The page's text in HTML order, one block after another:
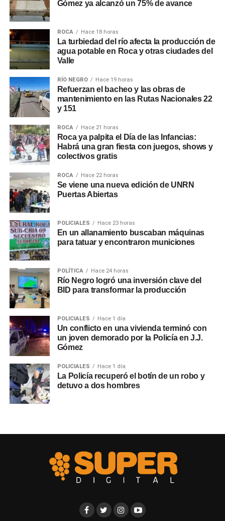
Gómez ya alcanzó un 75% de avance
ROCA Hace 18 horas
La turbiedad del río afecta la producción de
agua potable en Roca y otras ciudades del
Valle
RÍO NEGRO Hace 19 horas
Refuerzan el bacheo y las obras de
mantenimiento en las Rutas Nacionales 22
y 151
ROCA Hace 21 horas
Roca ya palpita el Día de las Infancias:
Habrá una gran fiesta con juegos, shows y
colectivos gratis
ROCA Hace 22 horas
Se viene una nueva edición de UNRN
Puertas Abiertas
POLICIALES Hace 23 horas
En un allanamiento buscaban máquinas
para tatuar y encontraron municiones
POLÍTICA Hace 24 horas
Río Negro logró una inversión clave del
BID para transformar la producción
POLICIALES Hace 1 día
Un conflicto en una vivienda terminó con
un joven demorado por la Policía en J.J.
Gómez
POLICIALES Hace 1 día
La Policía recuperó el botín de un robo y
detuvo a dos hombres